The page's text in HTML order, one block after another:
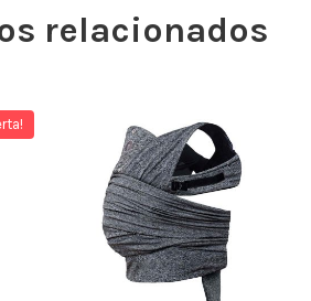
relacionados